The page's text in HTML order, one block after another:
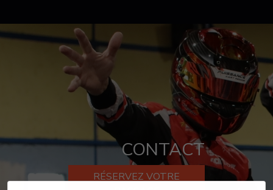
CONTACT
RÉSERVEZ VOTRE